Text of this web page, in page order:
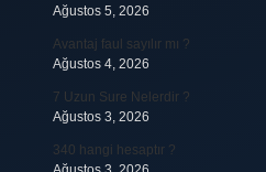
Ağustos 5, 2026
Avantaj faul sayılır mı ?
Ağustos 4, 2026
7 Uzun Sure Nelerdir ?
Ağustos 3, 2026
340 hangi hesaptır ?